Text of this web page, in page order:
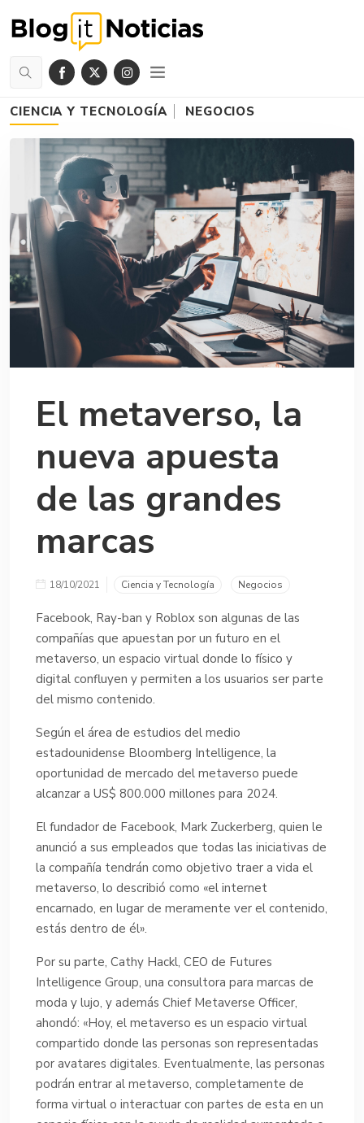
CIENCIA Y TECNOLOGÍA NEGOCIOS
El metaverso, la
nueva apuesta
de las grandes
marcas
18/10/2021 Ciencia y Tecnología Negocios
Facebook, Ray-ban y Roblox son algunas de las
compañías que apuestan por un futuro en el
metaverso, un espacio virtual donde lo físico y
digital confluyen y permiten a los usuarios ser parte
del mismo contenido.
Según el área de estudios del medio
estadounidense Bloomberg Intelligence, la
oportunidad de mercado del metaverso puede
alcanzar a US$ 800.000 millones para 2024.
El fundador de Facebook, Mark Zuckerberg, quien le
anunció a sus empleados que todas las iniciativas de
la compañía tendrán como objetivo traer a vida el
metaverso, lo describió como «el internet
encarnado, en lugar de meramente ver el contenido,
estás dentro de él».
Por su parte, Cathy Hackl, CEO de Futures
Intelligence Group, una consultora para marcas de
moda y lujo, y además Chief Metaverse Officer,
ahondó: «Hoy, el metaverso es un espacio virtual
compartido donde las personas son representadas
por avatares digitales. Eventualmente, las personas
podrán entrar al metaverso, completamente de
forma virtual o interactuar con partes de esta en un